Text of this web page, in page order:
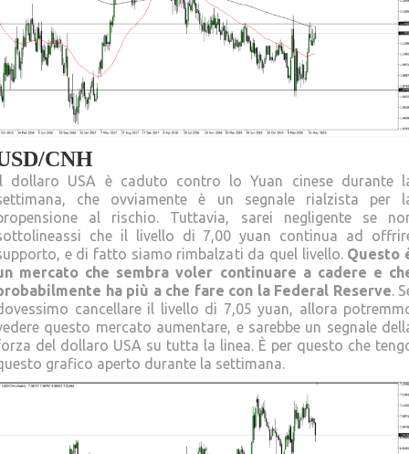
CNH
dollaro USA è caduto contro lo Yuan cinese durante
che ovviamente è un segnale rialzista per
al rischio. Tuttavia, sarei negligente se
che il livello di 7,00 yuan continua ad
e di fatto siamo rimbalzati da quel livello. Questo
mercato che sembra voler continuare a cadere e
ha più a che fare con la Federal Reserve.
cancellare il livello di 7,05 yuan, allora
questo mercato aumentare, e sarebbe un segnale
del dollaro USA su tutta la linea. È per questo che
grafico aperto durante la settimana.